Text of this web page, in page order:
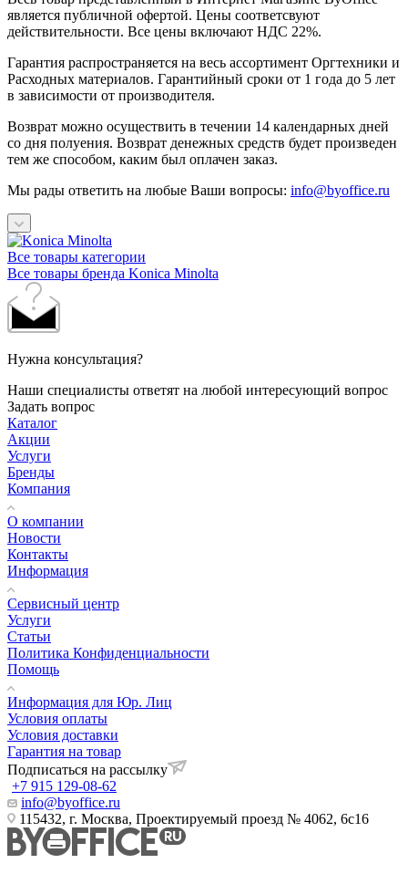
является публичной офертой. Цены соответсвуют
действительности. Все цены включают НДС 22%.
Гарантия распространяется на весь ассортимент Оргтехники и
Расходных материалов. Гарантийный сроки от 1 года до 5 лет
в зависимости от производителя.
Возврат можно осуществить в течении 14 календарных дней
со дня полуения. Возврат денежных средств будет произведен
тем же способом, каким был оплачен заказ.
Мы рады ответить на любые Ваши вопросы: info@byoffice.ru
Все товары категории
Все товары бренда Konica Minolta
Нужна консультация?
Наши специалисты ответят на любой интересующий вопрос
Задать вопрос
Каталог
Акции
Услуги
Бренды
Компания
О компании
Новости
Контакты
Информация
Сервисный центр
Услуги
Статьи
Политика Конфиденциальности
Помощь
Информация для Юр. Лиц
Условия оплаты
Условия доставки
Гарантия на товар
Подписаться на рассылку
+7 915 129-08-62
info@byoffice.ru
115432, г. Москва, Проектируемый проезд № 4062, 6с16